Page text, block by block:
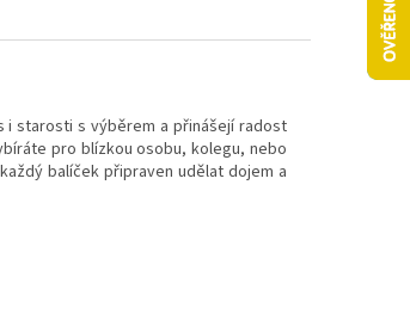
i starosti s výběrem a přinášejí radost
pro blízkou osobu, kolegu, nebo
balíček připraven udělat dojem a